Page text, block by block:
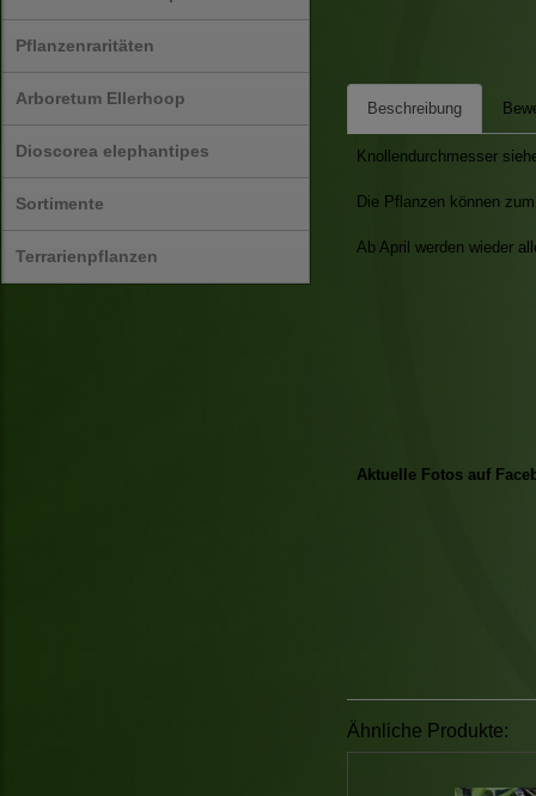
Pflanzenraritäten
Arboretum Ellerhoop
Dioscorea elephantipes
Sortimente
Terrarienpflanzen
Beschreibung
Knollendurchmesser
Die Pflanzen können
Ab April werden wieder
Aktuelle Fotos auf
Ähnliche Produkte: